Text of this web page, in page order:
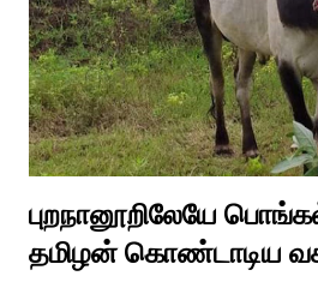
நாச்சியாருடன் கொல்லபட்டார். அவரது
வேலுநாச்சியார...
புறநானூறிலேயே
தமிழன் கொண்டாடிய